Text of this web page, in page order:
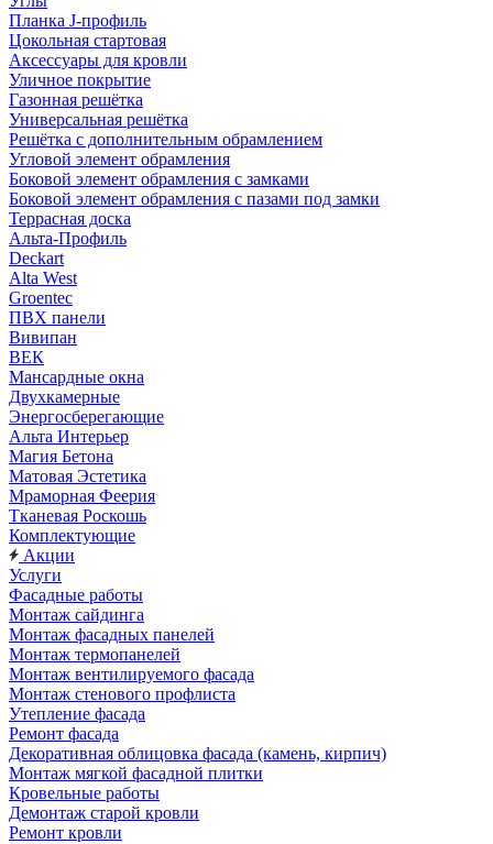
Планка J-профиль
Цокольная стартовая
Аксессуары для кровли
Уличное покрытие
Газонная решётка
Универсальная решётка
Решётка с дополнительным обрамлением
Угловой элемент обрамления
Боковой элемент обрамления с замками
Боковой элемент обрамления с пазами под замки
Террасная доска
Альта-Профиль
Deckart
Alta West
Groentec
ПВХ панели
Вивипан
ВЕК
Мансардные окна
Двухкамерные
Энергосберегающие
Альта Интерьер
Магия Бетона
Матовая Эстетика
Мраморная Феерия
Тканевая Роскошь
Комплектующие
Акции
Услуги
Фасадные работы
Монтаж сайдинга
Монтаж фасадных панелей
Монтаж термопанелей
Монтаж вентилируемого фасада
Монтаж стенового профлиста
Утепление фасада
Ремонт фасада
Декоративная облицовка фасада (камень, кирпич)
Монтаж мягкой фасадной плитки
Кровельные работы
Демонтаж старой кровли
Ремонт кровли